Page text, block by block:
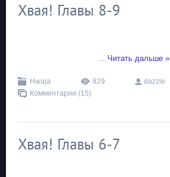
Хвая! Главы 8-9
... Читать дальше »
Hwaja 829 dazzle
Комментарии (15)
Хвая! Главы 6-7